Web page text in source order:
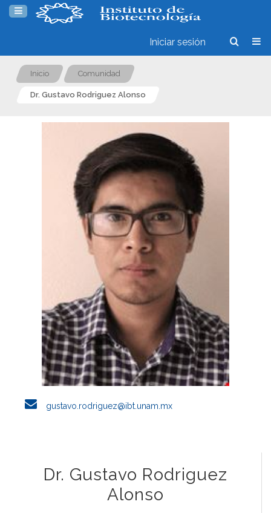
Iniciar sesión
Inicio Comunidad
Dr. Gustavo Rodriguez Alonso
gustavo.rodriguez@ibt.unam.mx
Dr. Gustavo Rodriguez
Alonso